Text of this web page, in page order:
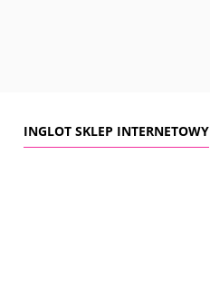
INGLOT SKLEP INTERNETOWY